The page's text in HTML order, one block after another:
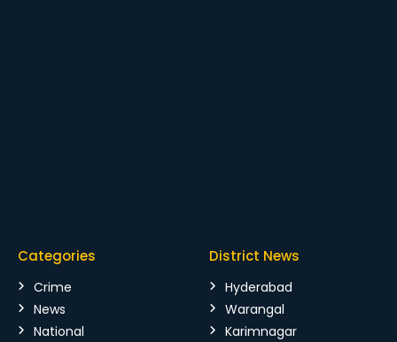
Categories
Crime
News
National
District News
Hyderabad
Warangal
Karimnagar